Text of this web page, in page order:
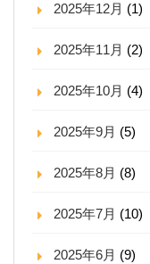
2025年12月 (1)
2025年11月 (2)
2025年10月 (4)
2025年9月 (5)
2025年8月 (8)
2025年7月 (10)
2025年6月 (9)